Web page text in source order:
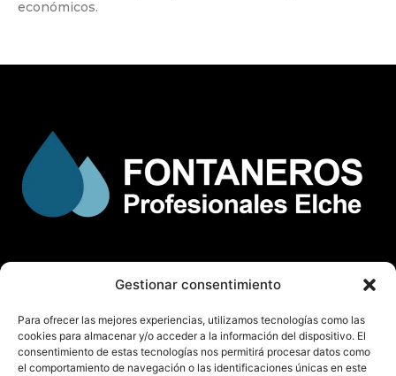
Gestionar consentimiento
Para ofrecer las mejores experiencias, utilizamos tecnologías como las
cookies para almacenar y/o acceder a la información del dispositivo. El
consentimiento de estas tecnologías nos permitirá procesar datos como
el comportamiento de navegación o las identificaciones únicas en este
económicos.
Todos los derechos reservados.